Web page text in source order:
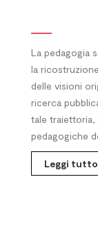
La pedagogia
la
delle visioni
ricerca
tale traiettoria,
pedagogiche
Leggi tutto